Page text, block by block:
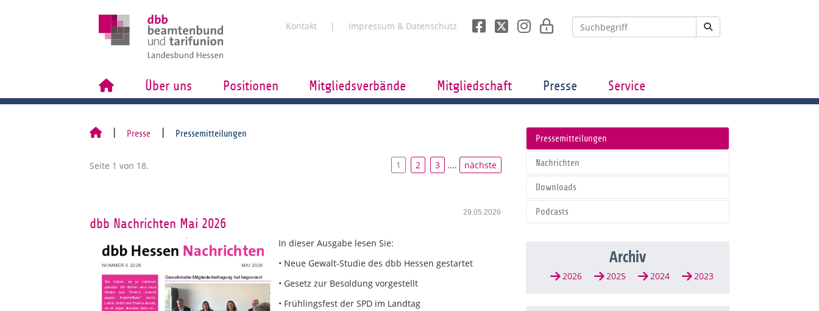
Kontakt Impressum & Datenschutz
Über uns Positionen Mitgliedsverbände Mitgliedschaft Presse Service
Presse Pressemitteilungen
Seite 1 von 18. 1 2 3 .... nächste
29.05.2026
dbb Nachrichten Mai 2026
In dieser Ausgabe lesen Sie:
• Neue Gewalt-Studie des dbb Hessen gestartet
• Gesetz zur Besoldung vorgestellt
• Frühlingsfest der SPD im Landtag
Pressemitteilungen
Nachrichten
Downloads
Podcasts
Archiv
2026 2025 2024 2023